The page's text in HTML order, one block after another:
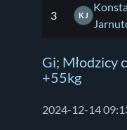
3 KJ
Gi; Młodzicy
+55kg
2024-12-14